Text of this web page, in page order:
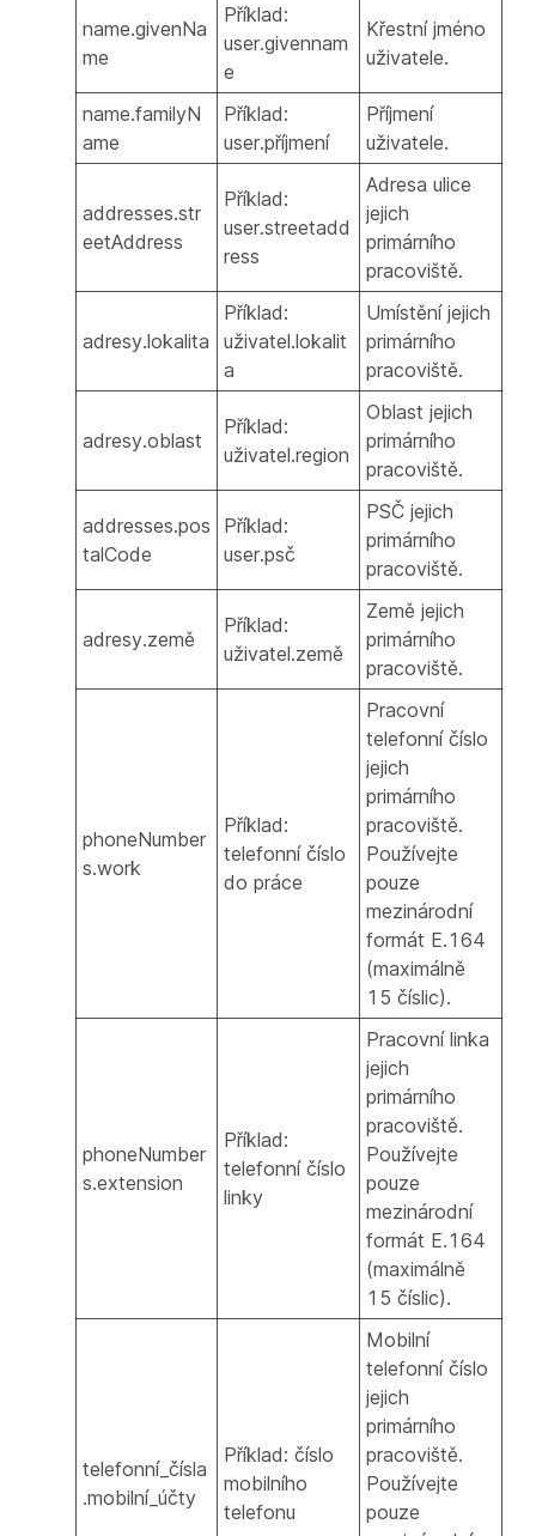
name.givenNa
me
Příklad:
user.givennam
e
Křestní jméno
uživatele.
name.familyN
ame
Příklad:
user.příjmení
Příjmení
uživatele.
addresses.str
eetAddress
Příklad:
user.streetadd
ress
Adresa ulice
jejich
primárního
pracoviště.
adresy.lokalita
Příklad:
uživatel.lokalit
a
Umístění jejich
primárního
pracoviště.
adresy.oblast
Příklad:
uživatel.region
Oblast jejich
primárního
pracoviště.
addresses.pos
talCode
Příklad:
user.psč
PSČ jejich
primárního
pracoviště.
adresy.země
Příklad:
uživatel.země
Země jejich
primárního
pracoviště.
phoneNumber
s.work
Příklad:
telefonní číslo
do práce
Pracovní
telefonní číslo
jejich
primárního
pracoviště.
Používejte
pouze
mezinárodní
formát E.164
(maximálně
15 číslic).
phoneNumber
s.extension
Příklad:
telefonní číslo
linky
Pracovní linka
jejich
primárního
pracoviště.
Používejte
pouze
mezinárodní
formát E.164
(maximálně
15 číslic).
telefonní_čísla
.mobilní_účty
Příklad: číslo
mobilního
telefonu
Mobilní
telefonní číslo
jejich
primárního
pracoviště.
Používejte
pouze